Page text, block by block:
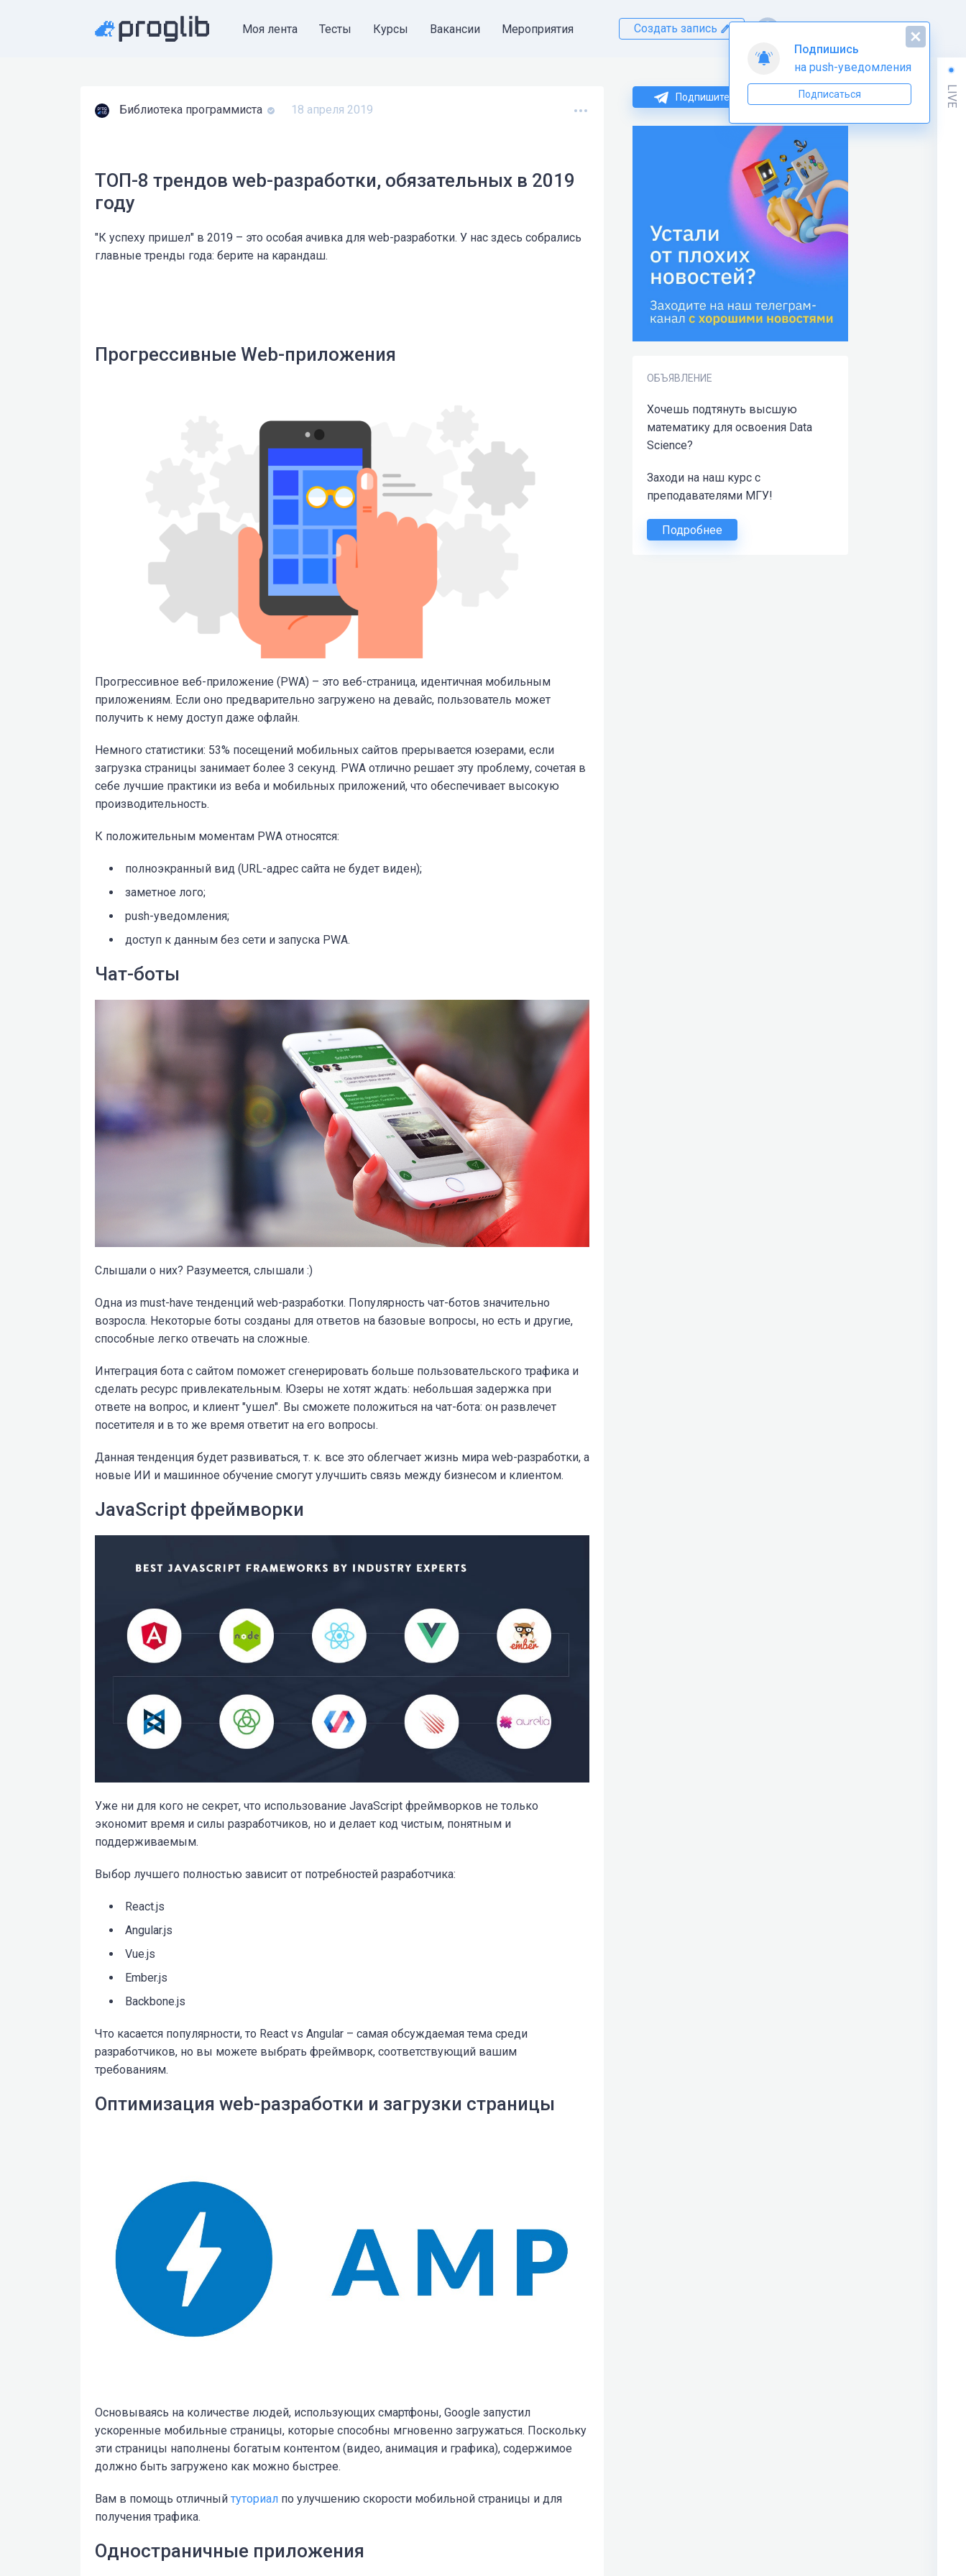
Моя лента Тесты Курсы Вакансии Мероприятия Создать запись
Подпишитесь на нас в Telegram
ОБЪЯВЛЕНИЕ
Хочешь подтянуть высшую
математику для освоения Data
Science?
Заходи на наш курс с
преподавателями МГУ!
Подробнее
Библиотека программиста 18 апреля 2019
ТОП-8 трендов web-разработки, обязательных в 2019
году
"К успеху пришел" в 2019 – это особая ачивка для web-разработки. У нас здесь собрались
главные тренды года: берите на карандаш.
Прогрессивные Web-приложения
Прогрессивное веб-приложение (PWA) – это веб-страница, идентичная мобильным
приложениям. Если оно предварительно загружено на девайс, пользователь может
получить к нему доступ даже офлайн.
Немного статистики: 53% посещений мобильных сайтов прерывается юзерами, если
загрузка страницы занимает более 3 секунд. PWA отлично решает эту проблему, сочетая в
себе лучшие практики из веба и мобильных приложений, что обеспечивает высокую
производительность.
К положительным моментам PWA относятся:
полноэкранный вид (URL-адрес сайта не будет виден);
заметное лого;
push-уведомления;
доступ к данным без сети и запуска PWA.
Чат-боты
Слышали о них? Разумеется, слышали :)
Одна из must-have тенденций web-разработки. Популярность чат-ботов значительно
возросла. Некоторые боты созданы для ответов на базовые вопросы, но есть и другие,
способные легко отвечать на сложные.
Интеграция бота с сайтом поможет сгенерировать больше пользовательского трафика и
сделать ресурс привлекательным. Юзеры не хотят ждать: небольшая задержка при
ответе на вопрос, и клиент "ушел". Вы сможете положиться на чат-бота: он развлечет
посетителя и в то же время ответит на его вопросы.
Данная тенденция будет развиваться, т. к. все это облегчает жизнь мира web-разработки, а
новые ИИ и машинное обучение смогут улучшить связь между бизнесом и клиентом.
JavaScript фреймворки
Уже ни для кого не секрет, что использование JavaScript фреймворков не только
экономит время и силы разработчиков, но и делает код чистым, понятным и
поддерживаемым.
Выбор лучшего полностью зависит от потребностей разработчика:
React.js
Angular.js
Vue.js
Ember.js
Backbone.js
Что касается популярности, то React vs Angular – самая обсуждаемая тема среди
разработчиков, но вы можете выбрать фреймворк, соответствующий вашим
требованиям.
Оптимизация web-разработки и загрузки страницы
Основываясь на количестве людей, использующих смартфоны, Google запустил
ускоренные мобильные страницы, которые способны мгновенно загружаться. Поскольку
эти страницы наполнены богатым контентом (видео, анимация и графика), содержимое
должно быть загружено как можно быстрее.
Вам в помощь отличный туториал по улучшению скорости мобильной страницы и для
получения трафика.
Одностраничные приложения
LIVE
Подпишись
на push-уведомления
Подписаться